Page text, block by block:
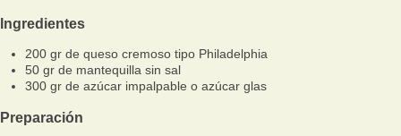
Ingredientes
200 gr de queso cremoso tipo Philadelphia
50 gr de mantequilla sin sal
300 gr de azúcar impalpable o azúcar glas
Preparación